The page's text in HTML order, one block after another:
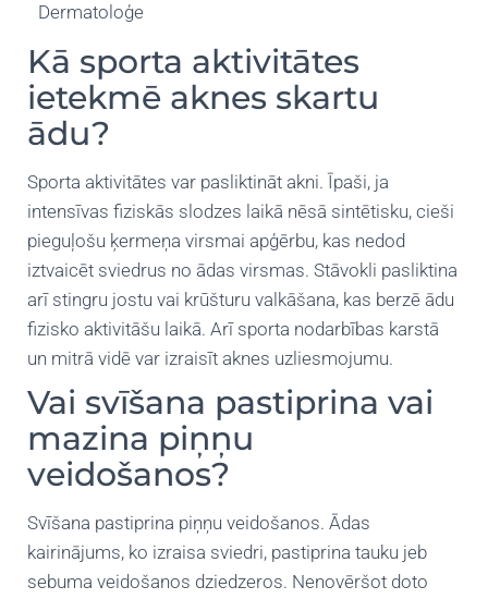
Dermatoloģe
Kā sporta aktivitātes
ietekmē aknes skartu
ādu?
Sporta aktivitātes var pasliktināt akni. Īpaši, ja
intensīvas fiziskās slodzes laikā nēsā sintētisku, cieši
pieguļošu ķermeņa virsmai apģērbu, kas nedod
iztvaicēt sviedrus no ādas virsmas. Stāvokli pasliktina
arī stingru jostu vai krūšturu valkāšana, kas berzē ādu
fizisko aktivitāšu laikā. Arī sporta nodarbības karstā
un mitrā vidē var izraisīt aknes uzliesmojumu.
Vai svīšana pastiprina vai
mazina piņņu
veidošanos?
Svīšana pastiprina piņņu veidošanos. Ādas
kairinājums, ko izraisa sviedri, pastiprina tauku jeb
sebuma veidošanos dziedzeros. Nenovēršot doto